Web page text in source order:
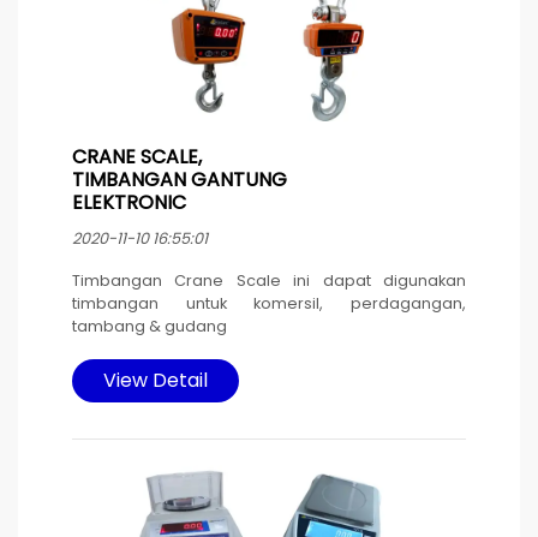
CRANE SCALE,
TIMBANGAN GANTUNG
ELEKTRONIC
2020-11-10 16:55:01
Timbangan Crane Scale ini dapat digunakan
timbangan untuk komersil, perdagangan,
tambang & gudang
Timbangan ini memiliki daya otomatis mati 30
menit setelah timbangan tidak aktif atau kondisi
View Detail